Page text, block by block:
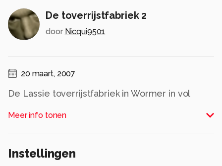
De toverrijstfabriek 2
door Nicqui9501
20 maart, 2007
De Lassie toverrijstfabriek in Wormer in vol
Meer info tonen
Instellingen